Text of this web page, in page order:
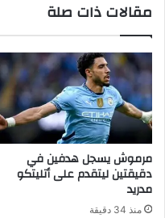
مقالات ذات صلة
مرموش يسجل هدفين في
دقيقتين ليتقدم على أتليتكو
مدريد
منذ 34 دقيقة